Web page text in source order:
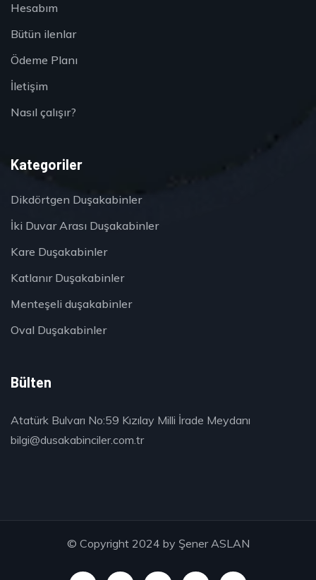
Hesabım
Bütün ilenlar
Ödeme Planı
İletişim
Nasıl çalışır?
Kategoriler
Dikdörtgen Duşakabinler
İki Duvar Arası Duşakabinler
Kare Duşakabinler
Katlanır Duşakabinler
Menteşeli duşakabinler
Oval Duşakabinler
Bülten
Atatürk Bulvarı No:59 Kızılay Milli İrade Meydanı
bilgi@dusakabinciler.com.tr
© Copyright 2024 by Şener ASLAN